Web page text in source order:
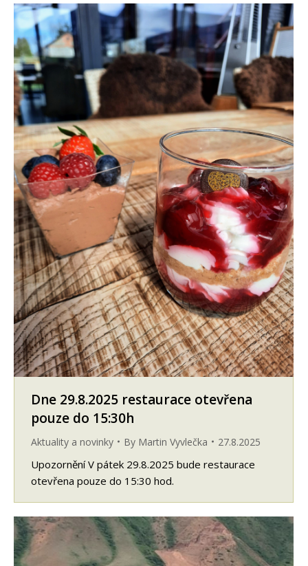
Dne 29.8.2025 restaurace otevřena
pouze do 15:30h
Aktuality a novinky By Martin Vyvlečka 27.8.2025
Upozornění V pátek 29.8.2025 bude restaurace
otevřena pouze do 15:30 hod.